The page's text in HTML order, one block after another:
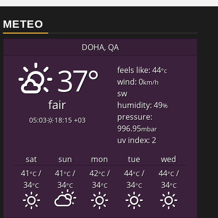
METEO
DOHA, QA
37°
fair
05:03 18:15 +03
feels like: 44°c
wind: 0km/h
sw
humidity: 49%
pressure:
996.95mbar
uv index: 2
sat
sun mon tue
wed
41°C/
34°C
41°C/
34°C
42°C/
34°C
44°C/
34°C
44°C/
34°C